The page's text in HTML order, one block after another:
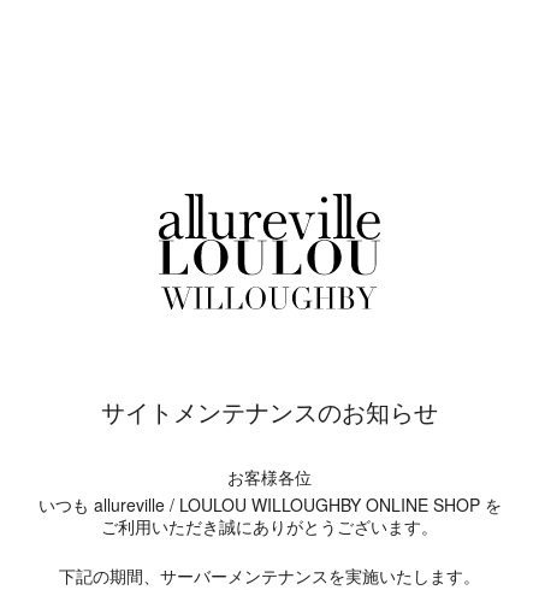
サイトメンテナンスのお知らせ
お客様各位
いつも allureville / LOULOU WILLOUGHBY ONLINE SHOP を
ご利用いただき誠にありがとうございます。
下記の期間、サーバーメンテナンスを実施いたします。